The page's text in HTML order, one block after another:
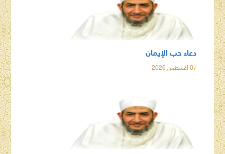
دعاء حب الإيمان
07 أغسطس 2026